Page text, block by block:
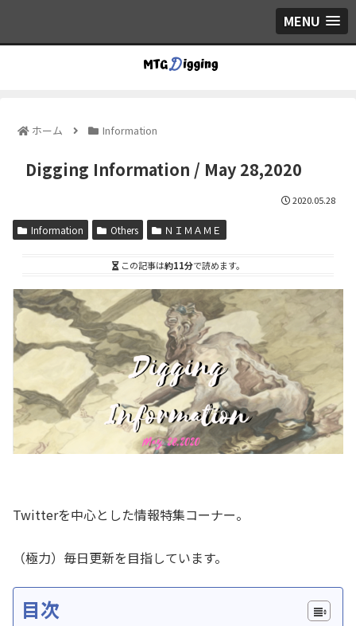
MENU
ホーム Information
Digging Information / May 28,2020
2020.05.28
Information Others ＮＩＭＡＭＥ
この記事は約11分で読めます。
Twitterを中心とした情報特集コーナー。
（極力）毎日更新を目指しています。
目次